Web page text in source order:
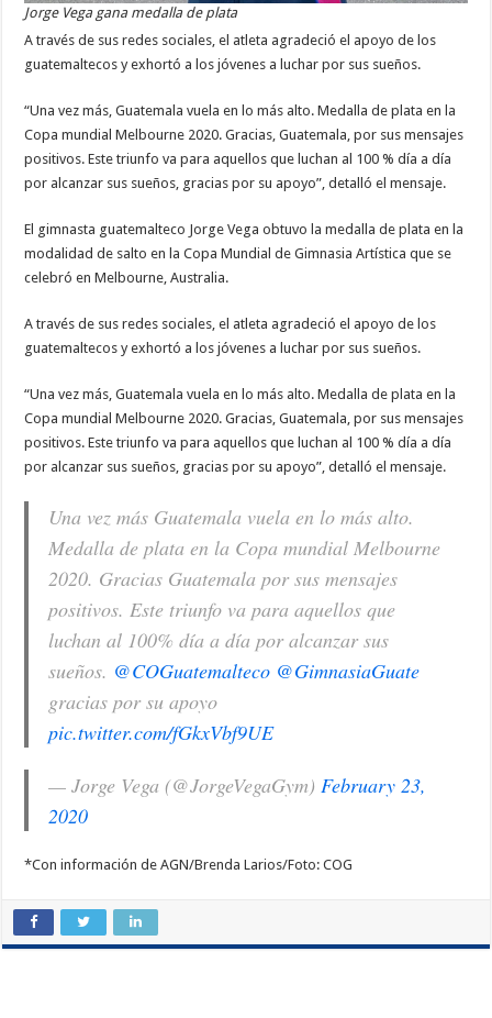
Jorge Vega gana medalla de plata
A través de sus redes sociales, el atleta agradeció el apoyo de los
guatemaltecos y exhortó a los jóvenes a luchar por sus sueños.
“Una vez más, Guatemala vuela en lo más alto. Medalla de plata en la
Copa mundial Melbourne 2020. Gracias, Guatemala, por sus mensajes
positivos. Este triunfo va para aquellos que luchan al 100 % día a día
por alcanzar sus sueños, gracias por su apoyo”, detalló el mensaje.
El gimnasta guatemalteco Jorge Vega obtuvo la medalla de plata en la
modalidad de salto en la Copa Mundial de Gimnasia Artística que se
celebró en Melbourne, Australia.
A través de sus redes sociales, el atleta agradeció el apoyo de los
guatemaltecos y exhortó a los jóvenes a luchar por sus sueños.
“Una vez más, Guatemala vuela en lo más alto. Medalla de plata en la
Copa mundial Melbourne 2020. Gracias, Guatemala, por sus mensajes
positivos. Este triunfo va para aquellos que luchan al 100 % día a día
por alcanzar sus sueños, gracias por su apoyo”, detalló el mensaje.
Una vez más Guatemala vuela en lo más alto.
Medalla de plata en la Copa mundial Melbourne
2020. Gracias Guatemala por sus mensajes
positivos. Este triunfo va para aquellos que
luchan al 100% día a día por alcanzar sus
sueños. @COGuatemalteco @GimnasiaGuate
gracias por su apoyo
pic.twitter.com/fGkxVbf9UE
— Jorge Vega (@JorgeVegaGym)February 23,
2020
*Con información de AGN/Brenda Larios/Foto: COG